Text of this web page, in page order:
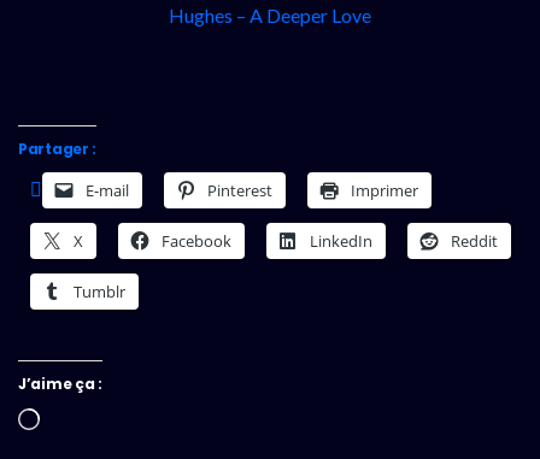
Hughes – A Deeper Love
Partager :
E-mail Pinterest Imprimer
X Facebook LinkedIn Reddit
Tumblr
J’aime ça :
Chargement…